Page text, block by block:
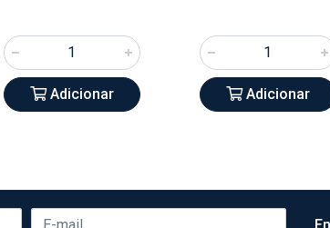
Adicionar Adicionar